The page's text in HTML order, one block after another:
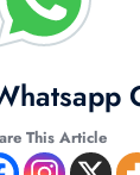
This Article